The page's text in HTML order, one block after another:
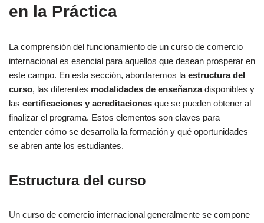
en la Práctica
La comprensión del funcionamiento de un curso de comercio
internacional es esencial para aquellos que desean prosperar en
este campo. En esta sección, abordaremos la estructura del
curso, las diferentes modalidades de enseñanzadisponibles y
las certificaciones y acreditaciones que se pueden obtener al
finalizar el programa. Estos elementos son claves para
entender cómo se desarrolla la formación y qué oportunidades
se abren ante los estudiantes.
Estructura del curso
Un curso de comercio internacional generalmente se compone